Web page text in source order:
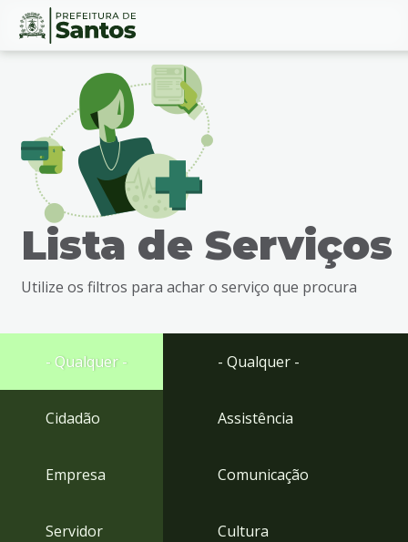
Ir
busca
Ir
rodapé
Conteúdo
Lista de Serviços
Utilize os filtros para achar o serviço que procura
- Qualquer -
Cidadão
Empresa
Servidor
- Qualquer -
Assistência
Comunicação
Cultura